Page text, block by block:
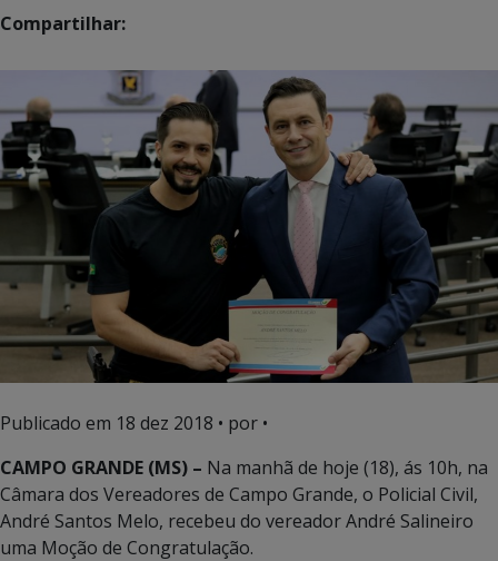
Compartilhar:
Publicado em 18 dez 2018 • por •
CAMPO GRANDE (MS) – Na manhã de hoje (18), ás 10h, na
Câmara dos Vereadores de Campo Grande, o Policial Civil,
André Santos Melo, recebeu do vereador André Salineiro
uma Moção de Congratulação.